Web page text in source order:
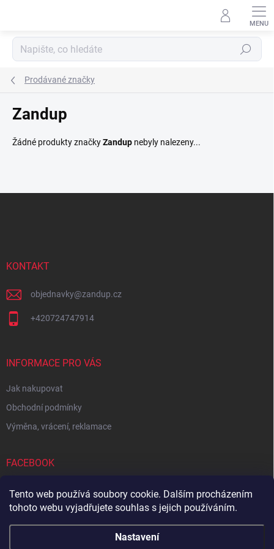
Tento web používá soubory cookie. Dalším procházením
tohoto webu vyjadřujete souhlas s jejich používáním.
Nastavení
Hledat
Prodávané značky
Zandup
Žádné produkty značkyZandup nebyly nalezeny...
KONTAKT
objednavky@zandup.cz
+420724747914
INFORMACE PRO VÁS
Jak nakupovat
Obchodní podmínky
Výměna, vrácení, reklamace
FACEBOOK
Zboží.cz Heureka.cz Sedupa Nejlepší seno.cz